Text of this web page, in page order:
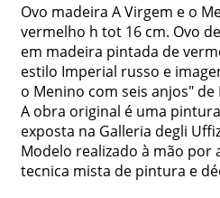
Ovo madeira A Virgem e o
vermelho h tot 16 cm. Ovo
em madeira pintada de
estilo Imperial russo e
o Menino com seis anjos" de
A obra original é uma
exposta na Galleria degli
Modelo realizado à mão por
tecnica mista de pintura e